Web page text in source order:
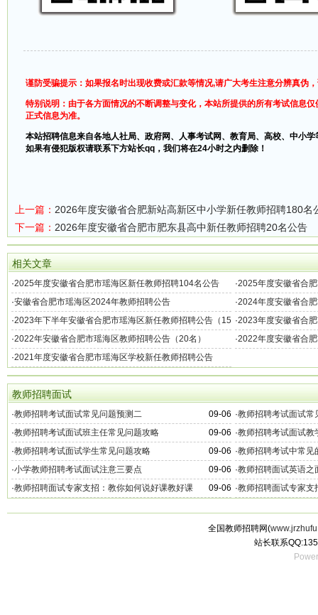
谨防受骗提示：如果报名时出现收费或汇款等情况,请广大考生注意分辨真伪
特别说明：由于各方面情况的不断调整与变化，本站所提供的所有考试信息
正式信息为准。
本站招聘信息来自各地人社局、政府网、人事考试网、教育局、高校、中小
如果有侵犯版权请联系下方站长qq，我们将在24小时之内删除！
上一篇： 2026年度安徽省合肥新站高新区中小学新任教师招聘180名
下一篇： 2026年度安徽省合肥市肥东县高中新任教师招聘20名公告
相关文章
·2025年度安徽省合肥市瑶海区新任教师招聘104名公告 ·2025年度安徽省合
·安徽省合肥市瑶海区2024年教师招聘公告 ·2024年度安徽省合
·2023年下半年安徽省合肥市瑶海区新任教师招聘公告（15
名）
·2023年度安徽省合
名）
·2022年安徽省合肥市瑶海区教师招聘公告（20名） ·2022年度安徽省合
·2021年度安徽省合肥市瑶海区学校新任教师招聘公告
教师招聘面试
09-06
·教师招聘考试面试常见问题预测二 ·教师招聘考试面试常
09-06
·教师招聘考试面试班主任常见问题攻略 ·教师招聘考试面试教
09-06
·教师招聘考试面试学生常见问题攻略 ·教师招聘考试中常见
09-06
·小学教师招聘考试面试注意三要点 ·教师招聘面试英语之
09-06
·教师招聘面试专家支招：教你如何说好课教好课 ·教师招聘面试专家支
全国教师招聘网(
站长联系